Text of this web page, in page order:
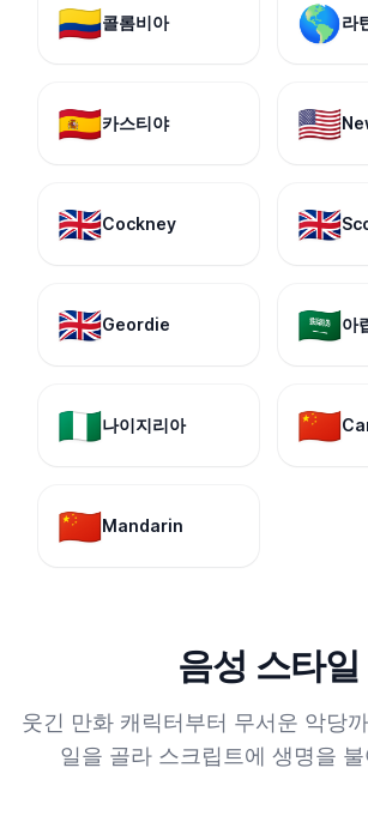
🇨🇴콜롬비아 🌎라
🇪🇸카스티야 🇺🇸
🇬🇧Cockney 🇬🇧
🇬🇧Geordie 🇸🇦아
🇳🇬나이지리아 🇨🇳
🇨🇳Mandarin
음성 스타일
웃긴 만화 캐릭터부터 무서운 악당
일을 골라 스크립트에 생명을